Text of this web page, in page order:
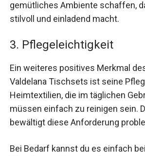
gemütliches Ambiente schaffen,
stilvoll und einladend macht.
3. Pflegeleichtigkeit
Ein weiteres positives Merkmal
Valdelana Tischsets ist seine
Heimtextilien, die im täglichen
müssen einfach zu reinigen sein.
bewältigt diese Anforderung
Bei Bedarf kannst du es einfach